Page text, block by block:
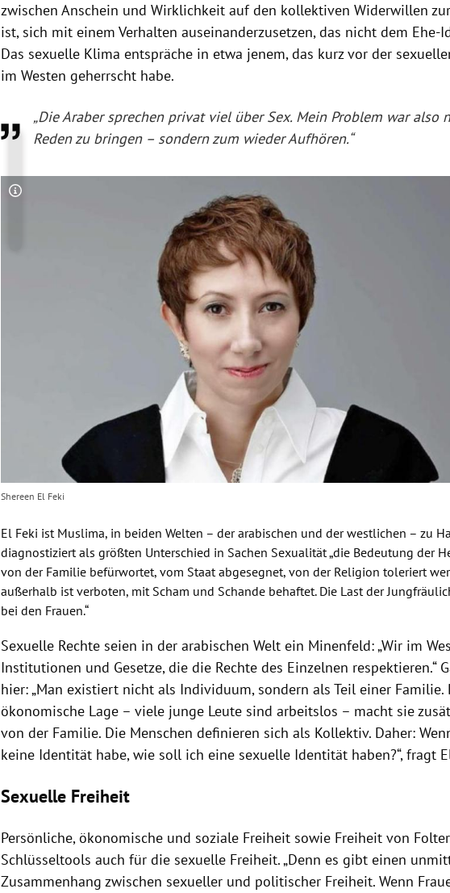
zwischen Anschein und Wirklichkeit auf den kollektiven Widerwillen
ist, sich mit einem Verhalten auseinanderzusetzen, das nicht dem Ehe-
Das sexuelle Klima entspräche in etwa jenem, das kurz vor der
im Westen geherrscht habe.
„Die Araber sprechen privat viel über Sex. Mein Problem war also
Reden zu bringen – sondern zum wieder Aufhören.“
Copyright-Hinweis öffnen/schließen
Shereen El Feki
El Feki ist Muslima, in beiden Welten – der arabischen und der westlichen – zu
diagnostiziert als größten Unterschied in Sachen Sexualität „die Bedeutung der
von der Familie befürwortet, vom Staat abgesegnet, von der Religion toleriert
außerhalb ist verboten, mit Scham und Schande behaftet. Die Last der
bei den Frauen.“
Sexuelle Rechte seien in derarabischen Welt ein Minenfeld: „Wir im
Institutionen und Gesetze, die die Rechte des Einzelnen respektieren.“
hier: „Man existiert nicht als Individuum, sondern als Teil einer Familie.
ökonomische Lage – viele junge Leute sind arbeitslos – macht sie
von der Familie. Die Menschen definieren sich als Kollektiv. Daher:
keine Identität habe, wie soll ich eine sexuelle Identität haben?“, fragt
Sexuelle Freiheit
Persönliche, ökonomische und soziale Freiheit sowie Freiheit von Folter
Schlüsseltools auch für die sexuelle Freiheit. „Denn es gibt einen
Zusammenhang zwischen sexueller und politischer Freiheit. Wenn